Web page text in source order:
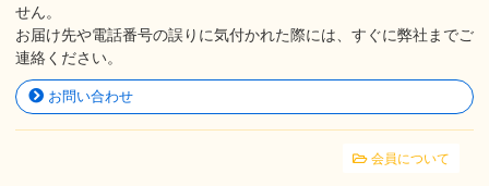
せん。
お届け先や電話番号の誤りに気付かれた際には、すぐに弊社までご
連絡ください。
お問い合わせ
会員について